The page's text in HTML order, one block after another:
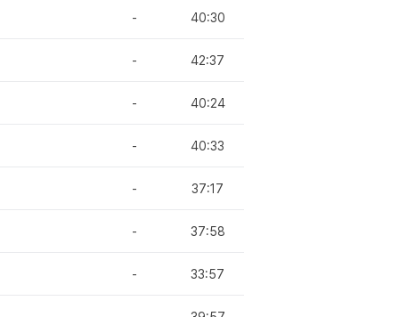
- 40:30
- 42:37
- 40:24
- 40:33
- 37:17
- 37:58
- 33:57